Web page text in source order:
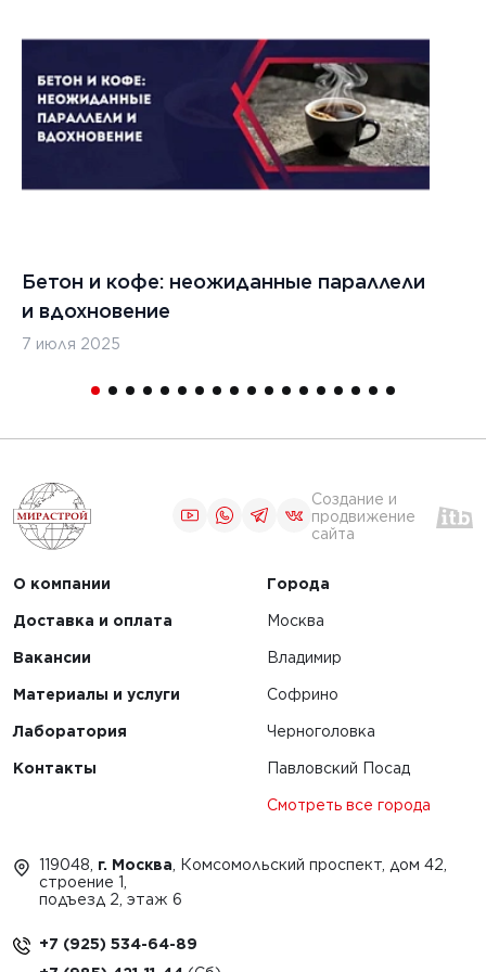
Бетон и кофе: неожиданные параллели
и вдохновение
7 июля 2025
Создание и
продвижение
сайта
О компании
Доставка и оплата
Вакансии
Материалы и услуги
Лаборатория
Контакты
Города
Москва
Владимир
Софрино
Черноголовка
Павловский Посад
Смотреть все города
119048, г. Москва , Комсомольский проспект, дом 42,
строение 1,
подъезд 2, этаж 6
+7 (925) 534-64-89